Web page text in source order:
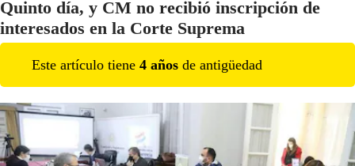
Quinto día, y CM no recibió inscripción de
interesados en la Corte Suprema
Este artículo tiene 4 años de antigüedad